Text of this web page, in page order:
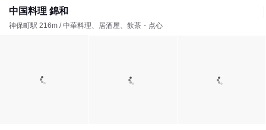
中国料理 錦和
神保町駅 216m / 中華料理、居酒屋、飲茶・点心